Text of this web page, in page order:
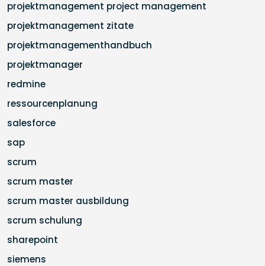
projektmanagement project management
projektmanagement zitate
projektmanagementhandbuch
projektmanager
redmine
ressourcenplanung
salesforce
sap
scrum
scrum master
scrum master ausbildung
scrum schulung
sharepoint
siemens